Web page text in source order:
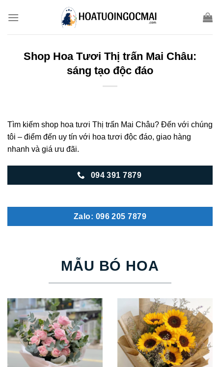
Shop Hoa Tươi Thị trấn Mai Châu:
sáng tạo độc đáo
Tìm kiếm shop hoa tươi Thị trấn Mai Châu? Đến với chúng
tôi – điểm đến uy tín với hoa tươi độc đáo, giao hàng
nhanh và giá ưu đãi.
094 391 7879
Zalo: 096 205 7879
MẪU BÓ HOA